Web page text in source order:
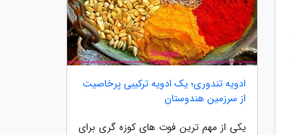
ادویه تندوری؛ یک ادویه ترکیبی پرخاصیت
از سرزمین هندوستان
یکی از مهم ترین فوت های کوزه گری برای